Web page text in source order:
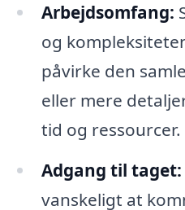
Arbejdsomfang:
og
påvirke den
eller mere
tid og ressourcer.
Adgang til taget:
vanskeligt at